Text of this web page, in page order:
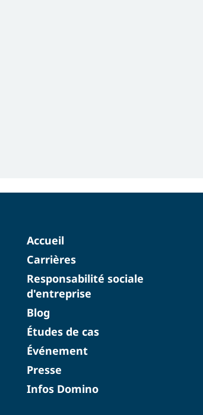
Accueil
Carrières
Responsabilité sociale
d'entreprise
Blog
Études de cas
Événement
Presse
Infos Domino